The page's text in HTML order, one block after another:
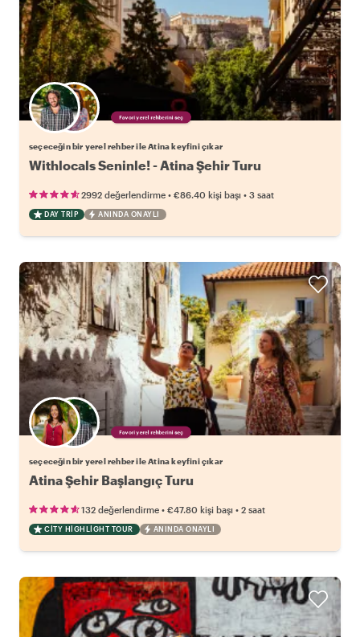
Favori yerel rehberini seç
seçeceğin bir yerel rehber ile Atina keyfini çıkar
Withlocals Seninle! - Atina Şehir Turu
2992 değerlendirme • €86.40 kişi başı • 3 saat
DAY TRIP ANINDA ONAYLI
Favori yerel rehberini seç
seçeceğin bir yerel rehber ile Atina keyfini çıkar
Atina Şehir Başlangıç Turu
132 değerlendirme • €47.80 kişi başı • 2 saat
CITY HIGHLIGHT TOUR ANINDA ONAYLI